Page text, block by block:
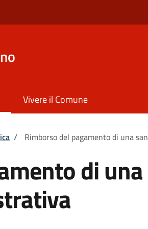
Vivere il Comune
/ Rimborso del pagamento di una
di una